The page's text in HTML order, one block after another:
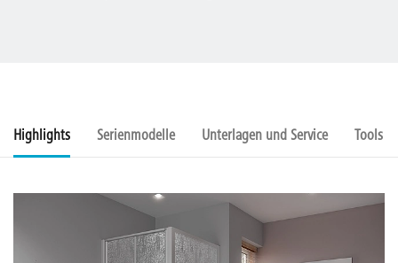
Highlights Serienmodelle Unterlagen und Service Tools